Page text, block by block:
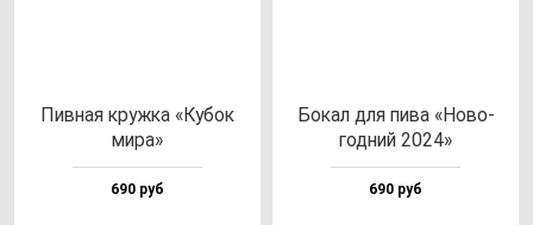
Пив­ная круж­ка «Кубок
ми­ра»
690 руб
Бокал для пи­ва «Ново­
год­ний 2024»
690 руб